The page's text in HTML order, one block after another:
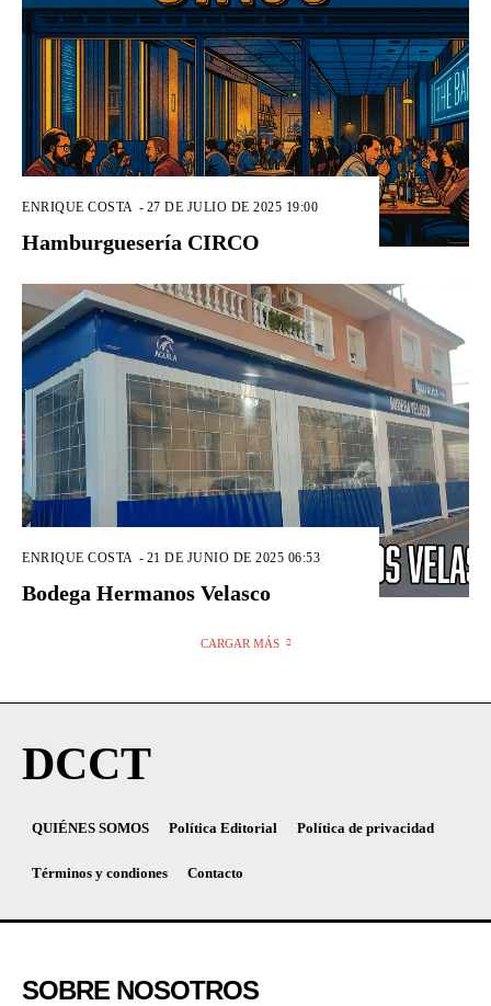
ENRIQUE COSTA - 27 DE JULIO DE 2025 19:00
Hamburguesería CIRCO
ENRIQUE COSTA - 21 DE JUNIO DE 2025 06:53
Bodega Hermanos Velasco
CARGAR MÁS
DCCT
QUIÉNES SOMOS Política Editorial Política de privacidad
Términos y condiones Contacto
SOBRE NOSOTROS